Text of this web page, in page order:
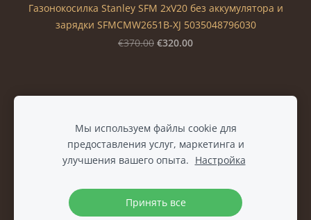
Газонокосилка Stanley SFM 2xV20 без аккумулятора и
зарядки SFMCMW2651B-XJ 5035048796030
€370.00 €320.00
Мы используем файлы cookie для
предоставления услуг, маркетинга и
улучшения вашего опыта. Настройка
Принять все